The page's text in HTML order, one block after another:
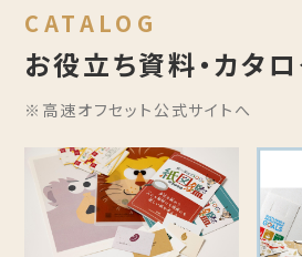
CATALOG
お役立ち資料・カタ
※高速オフセット公式サイトへ